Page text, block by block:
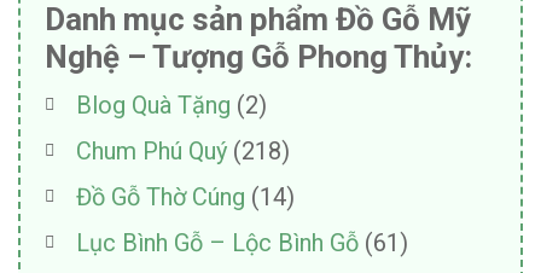
Danh mục sản phẩm Đồ Gỗ Mỹ
Nghệ – Tượng Gỗ Phong Thủy:
Blog Quà Tặng (2)
Chum Phú Quý(218)
Đồ Gỗ Thờ Cúng (14)
Lục Bình Gỗ – Lộc Bình Gỗ(61)